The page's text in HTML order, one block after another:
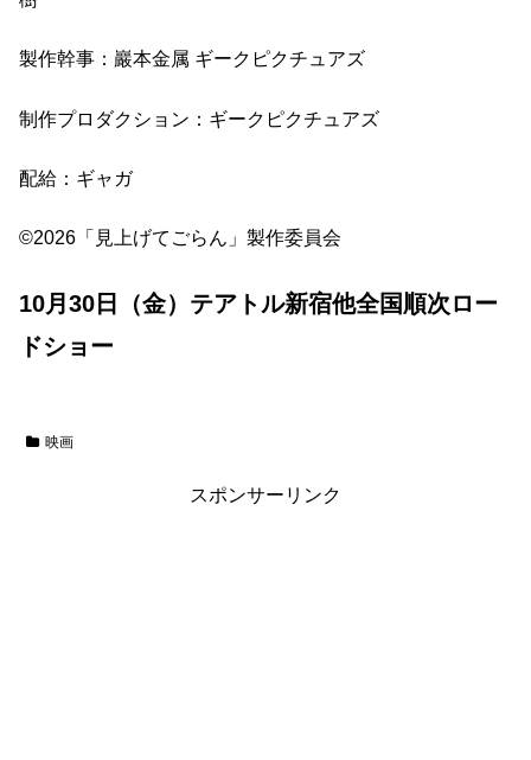
製作幹事：巖本金属 ギークピクチュアズ
制作プロダクション：ギークピクチュアズ
配給：ギャガ
©2026「見上げてごらん」製作委員会
10月30日（金）テアトル新宿他全国順次ロー
ドショー
映画
スポンサーリンク